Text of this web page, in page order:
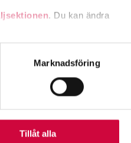
. Du kan ändra
funktioner för
kombinera informationen
Marknadsföring
Tillåt alla
och omsorg i något
det proffs som representerar
kursmöjligheter och